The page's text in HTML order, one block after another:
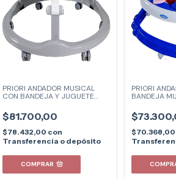
PRIORI ANDADOR MUSICAL
CON BANDEJA Y JUGUETE
$81.700,00
$78.432,00 con
Transferencia o depósito
COMPRAR
PRIORI
BANDEJA
$70.368,00